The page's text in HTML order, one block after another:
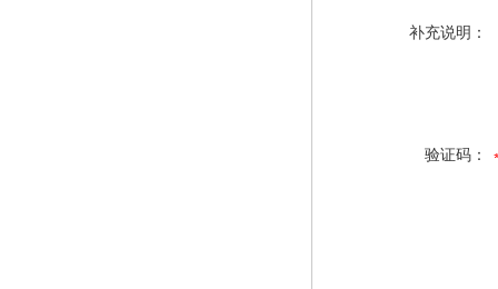
补充说明：
验证码：